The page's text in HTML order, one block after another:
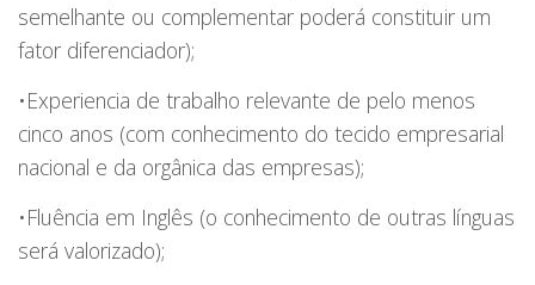
semelhante ou complementar poderá constituir um
fator diferenciador);
•Experiencia de trabalho relevante de pelo menos
cinco anos (com conhecimento do tecido empresarial
nacional e da orgânica das empresas);
•Fluência em Inglês (o conhecimento de outras línguas
será valorizado);